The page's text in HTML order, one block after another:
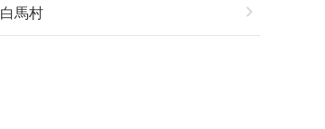
白馬村 chevron_right